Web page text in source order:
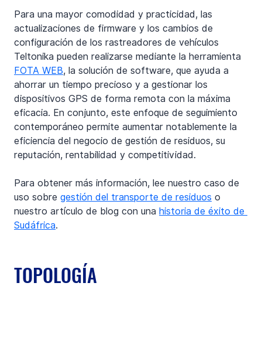
Para una mayor comodidad y practicidad, las
actualizaciones de firmware y los cambios de
configuración de los rastreadores de vehículos
Teltonika pueden realizarse mediante la herramienta
FOTA WEB, la solución de software, que ayuda a
ahorrar un tiempo precioso y a gestionar los
dispositivos GPS de forma remota con la máxima
eficacia. En conjunto, este enfoque de seguimiento
contemporáneo permite aumentar notablemente la
eficiencia del negocio de gestión de residuos, su
reputación, rentabilidad y competitividad.
Para obtener más información, lee nuestro caso de
uso sobre gestión del transporte de residuos o
nuestro artículo de blog con una historia de éxito de
Sudáfrica.
TOPOLOGÍA